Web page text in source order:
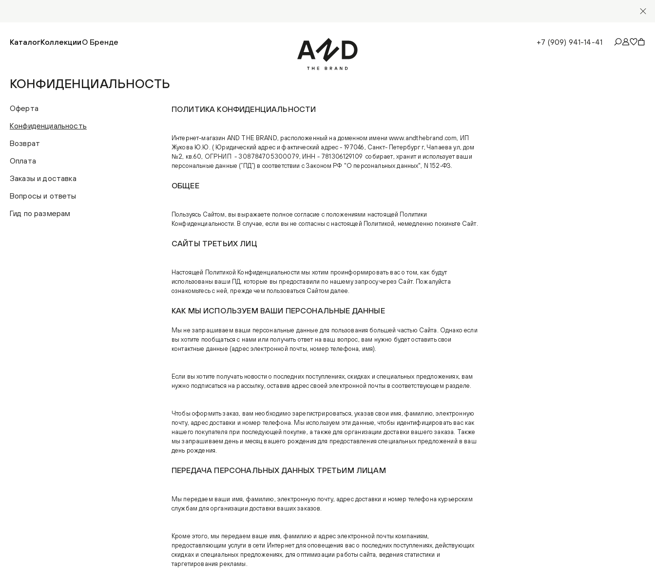
КаталогКоллекцииО Бренде +7 (909) 941-14-41
КОНФИДЕНЦИАЛЬНОСТЬ
Оферта
Конфиденциальность
Возврат
Оплата
Заказы и доставка
Вопросы и ответы
Гид по размерам
ПОЛИТИКА КОНФИДЕНЦИАЛЬНОСТИ
Интернет-магазин AND THE BRAND, расположенный на доменном имениwww.andthebrand.com, ИП
Жукова Ю.Ю. ( Юридический адрес и фактический адрес - 197046, Санкт- Петербург г, Чапаева ул, дом
№2, кв.60, ОГРНИП - 308784705300079, ИНН - 781306129109 собирает, хранит и использует ваши
персональные данные (“ПД”) в соответствии с Законом РФ "О персональных данных", N 152-ФЗ.
ОБЩЕЕ
Пользуясь Сайтом, вы выражаете полное согласие с положениями настоящей Политики
Конфиденциальности. В случае, если вы не согласны с настоящей Политикой, немедленно покиньте Сайт.
САЙТЫ ТРЕТЬИХ ЛИЦ
Настоящей Политикой Конфиденциальности мы хотим проинформировать вас о том, как будут
использованы ваши ПД, которые вы предоставили по нашему запросу через Сайт. Пожалуйста
ознакомьтесь с ней, прежде чем пользоваться Сайтом далее.
КАК МЫ ИСПОЛЬЗУЕМ ВАШИ ПЕРСОНАЛЬНЫЕ ДАННЫЕ
Мы не запрашиваем ваши персональные данные для пользования большей частью Сайта. Однако если
вы хотите пообщаться с нами или получить ответ на ваш вопрос, вам нужно будет оставить свои
контактные данные (адрес электронной почты, номер телефона, имя).
Если вы хотите получать новости о последних поступлениях, скидках и специальных предложениях, вам
нужно подписаться на рассылку, оставив адрес своей электронной почты в соответствующем разделе.
Чтобы оформить заказ, вам необходимо зарегистрироваться, указав свои имя, фамилию, электронную
почту, адрес доставки и номер телефона. Мы используем эти данные, чтобы идентифицировать вас как
нашего покупателя при последующей покупке, а также для организации доставки вашего заказа. Также
мы запрашиваем день и месяц вашего рождения для предоставления специальных предложений в ваш
день рождения.
ПЕРЕДАЧА ПЕРСОНАЛЬНЫХ ДАННЫХ ТРЕТЬИМ ЛИЦАМ
Мы передаем ваши имя, фамилию, электронную почту, адрес доставки и номер телефона курьерским
службам для организации доставки ваших заказов.
Кроме этого, мы передаем ваше имя, фамилию и адрес электронной почты компаниям,
предоставляющим услуги в сети Интернет для оповещения вас о последних поступлениях, действующих
скидках и специальных предложениях, для оптимизации работы сайта, ведения статистики и
таргетирования рекламы.